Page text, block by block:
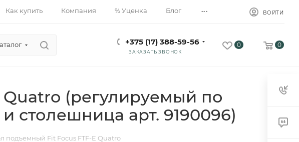
Как купить Компания % Уценка Блог ... ВОЙТИ
+375 (17) 388-59-56
ЗАКАЗАТЬ ЗВОНОК
0 0
(регулируемый по
и столешница арт. 9190096)
подъемный Fit Focus FTF-E Quatro